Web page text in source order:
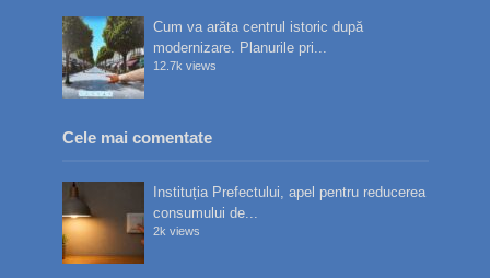
Cum va arăta centrul istoric după
modernizare. Planurile pri...
12.7k views
Cele mai comentate
Instituția Prefectului, apel pentru reducerea
consumului de...
2k views